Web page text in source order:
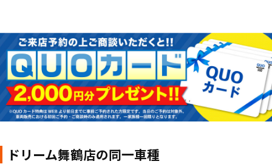
ドリーム舞鶴店の同一車種